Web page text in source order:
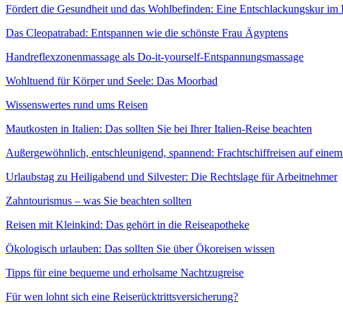
Fördert die Gesundheit und das Wohlbefinden: Eine Entschlackungskur im
Das Cleopatrabad: Entspannen wie die schönste Frau Ägyptens
Handreflexzonenmassage als Do-it-yourself-Entspannungsmassage
Wohltuend für Körper und Seele: Das Moorbad
Wissenswertes rund ums Reisen
Mautkosten in Italien: Das sollten Sie bei Ihrer Italien-Reise beachten
Außergewöhnlich, entschleunigend, spannend: Frachtschiffreisen auf
Urlaubstag zu Heiligabend und Silvester: Die Rechtslage für Arbeitnehmer
Zahntourismus – was Sie beachten sollten
Reisen mit Kleinkind: Das gehört in die Reiseapotheke
Ökologisch urlauben: Das sollten Sie über Ökoreisen wissen
Tipps für eine bequeme und erholsame Nachtzugreise
Für wen lohnt sich eine Reiserücktrittsversicherung?